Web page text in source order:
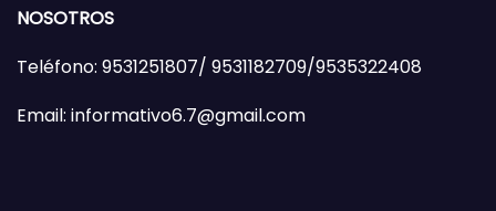
NOSOTROS
Teléfono: 9531251807/ 9531182709/9535322408
Email: informativo6.7@gmail.com